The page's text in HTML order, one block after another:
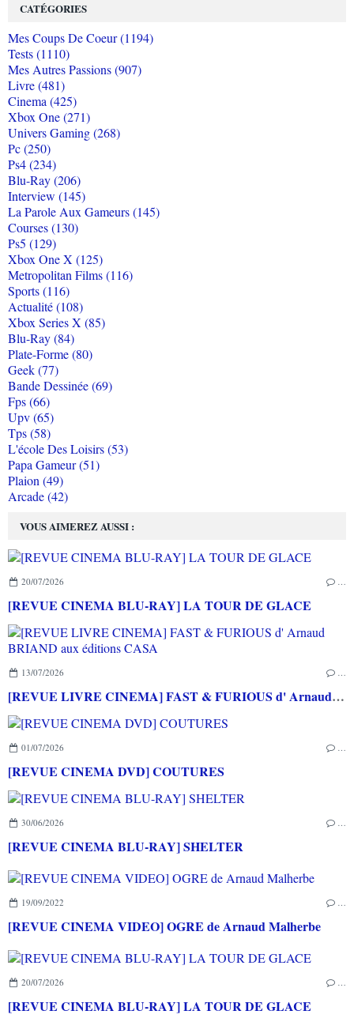
VOUS AIMEREZ AUSSI :
20/07/2026 …
[REVUE CINEMA BLU-RAY] LA TOUR DE GLACE
13/07/2026 …
[REVUE LIVRE CINEMA] FAST & FURIOUS d' Arnaud BRIAND aux éditions CASA
01/07/2026 …
[REVUE CINEMA DVD] COUTURES
30/06/2026 …
[REVUE CINEMA BLU-RAY] SHELTER
19/09/2022 …
[REVUE CINEMA VIDEO] OGRE de Arnaud Malherbe
20/07/2026 …
[REVUE CINEMA BLU-RAY] LA TOUR DE GLACE
CATÉGORIES
Mes Coups De Coeur (1194)
Tests (1110)
Mes Autres Passions (907)
Livre (481)
Cinema (425)
Xbox One (271)
Univers Gaming (268)
Pc (250)
Ps4 (234)
Blu-Ray (206)
Interview (145)
La Parole Aux Gameurs (145)
Courses (130)
Ps5 (129)
Xbox One X (125)
Metropolitan Films (116)
Sports (116)
Actualité (108)
Xbox Series X (85)
Blu-Ray (84)
Plate-Forme (80)
Geek (77)
Bande Dessinée (69)
Fps (66)
Upv (65)
Tps (58)
L'école Des Loisirs (53)
Papa Gameur (51)
Plaion (49)
Arcade (42)